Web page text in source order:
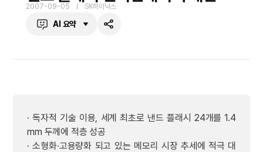
2007-09-05 SK하이닉스
AI 요약
공
· 독자적 기술 이용, 세계 최초로 낸드 플래시 24개를 1.4
mm 두께에 적층 성공
· 소형화∙고용량화 되고 있는 메모리 시장 추세에 적극 대